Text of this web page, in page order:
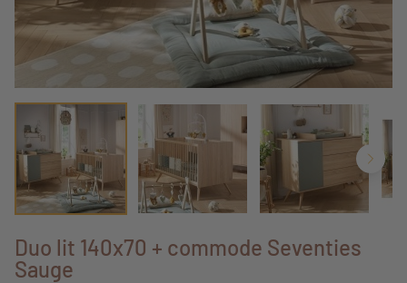
Duo lit 140x70 + commode Seventies
Sauge